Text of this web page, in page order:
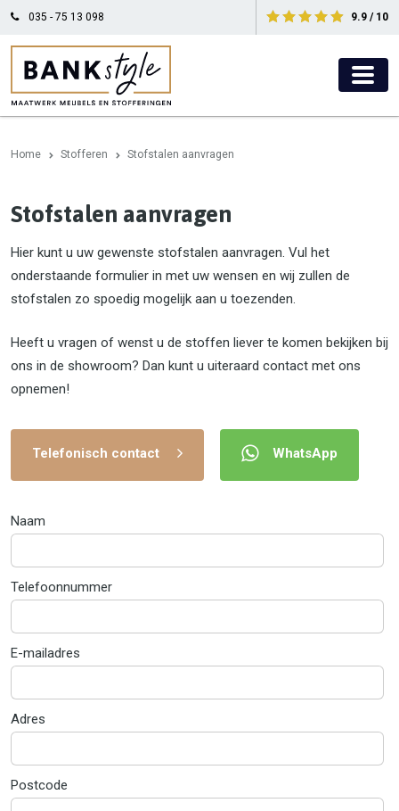
035 - 75 13 098 9.9 / 10
Home Stofferen Stofstalen aanvragen
Stofstalen aanvragen
Hier kunt u uw gewenste stofstalen aanvragen. Vul het
onderstaande formulier in met uw wensen en wij zullen de
stofstalen zo spoedig mogelijk aan u toezenden.
Heeft u vragen of wenst u de stoffen liever te komen bekijken bij
ons in de showroom? Dan kunt u uiteraard contact met ons
opnemen!
Telefonisch contact WhatsApp
Naam
Telefoonnummer
E-mailadres
Adres
Postcode